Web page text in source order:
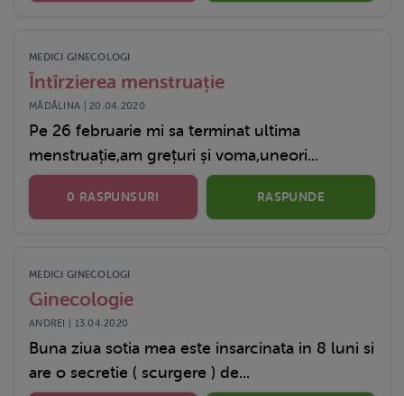
MEDICI GINECOLOGI
Întîrzierea menstruație
MĂDĂLINA | 20.04.2020
Pe 26 februarie mi sa terminat ultima
menstruație,am grețuri și voma,uneori...
0 RASPUNSURI RASPUNDE
MEDICI GINECOLOGI
Ginecologie
ANDREI | 13.04.2020
Buna ziua sotia mea este insarcinata in 8 luni si
are o secretie ( scurgere ) de...